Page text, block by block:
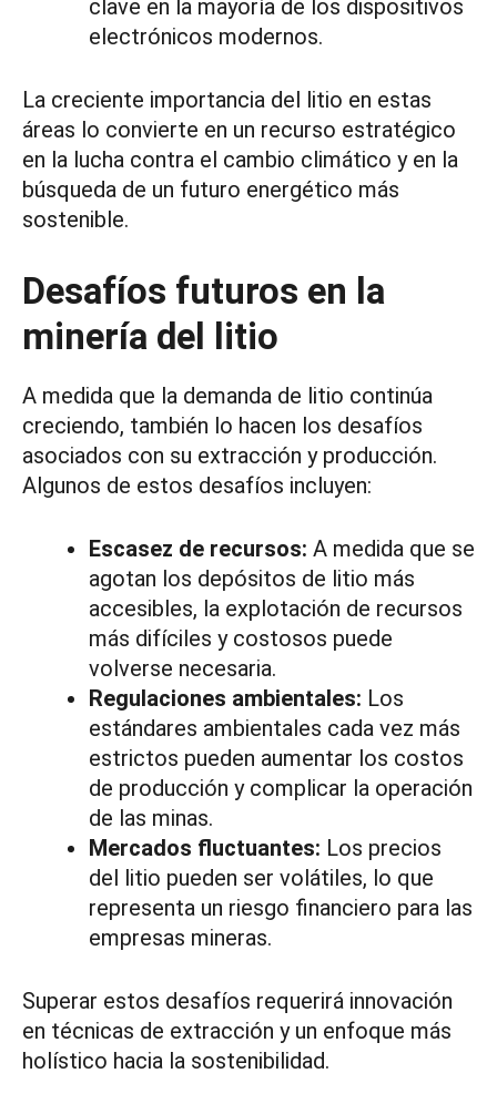
clave en la mayoría de los dispositivos
electrónicos modernos.
La creciente importancia del litio en estas
áreas lo convierte en un recurso estratégico
en la lucha contra el cambio climático y en la
búsqueda de un futuro energético más
sostenible.
Desafíos futuros en la
minería del litio
A medida que la demanda de litio continúa
creciendo, también lo hacen los desafíos
asociados con su extracción y producción.
Algunos de estos desafíos incluyen:
Escasez de recursos: A medida que se
agotan los depósitos de litio más
accesibles, la explotación de recursos
más difíciles y costosos puede
volverse necesaria.
Regulaciones ambientales: Los
estándares ambientales cada vez más
estrictos pueden aumentar los costos
de producción y complicar la operación
de las minas.
Mercados fluctuantes: Los precios
del litio pueden ser volátiles, lo que
representa un riesgo financiero para las
empresas mineras.
Superar estos desafíos requerirá innovación
en técnicas de extracción y un enfoque más
holístico hacia la sostenibilidad.